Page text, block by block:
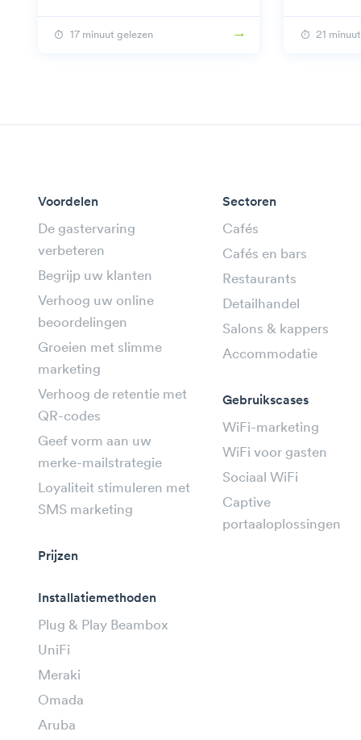
17 minuut gelezen 21
Voordelen
De gastervaring
verbeteren
Begrijp uw klanten
Verhoog uw online
beoordelingen
Groeien met slimme
marketing
Verhoog de retentie met
QR-codes
Geef vorm aan uw
merke-mailstrategie
Loyaliteit stimuleren met
SMS marketing
Prijzen
Installatiemethoden
Plug & Play Beambox
UniFi
Meraki
Omada
Aruba
Sectoren
Cafés
Cafés en bars
Restaurants
Detailhandel
Salons & kappers
Accommodatie
Gebruikscases
WiFi-marketing
WiFi voor gasten
Sociaal WiFi
Captive
portaaloplossingen